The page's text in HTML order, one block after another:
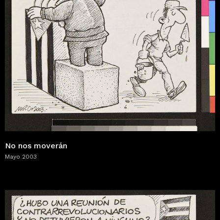
No nos moverán
Mayo 2003